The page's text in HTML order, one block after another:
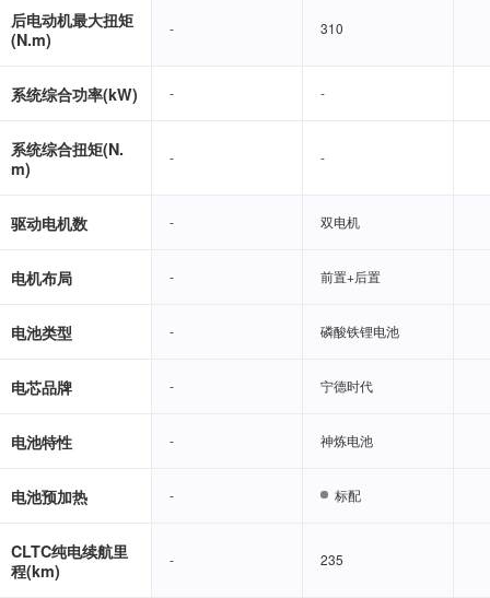
后电动机最大扭矩
(N.m)
- 310
系统综合功率(kW) - -
系统综合扭矩(N.
m)
- -
驱动电机数 - 双电机
电机布局 - 前置+后置
电池类型 - 磷酸铁锂电池
电芯品牌 - 宁德时代
电池特性 - 神炼电池
电池预加热 - 标配
CLTC纯电续航里
程(km)
- 235
- 310
- -
- -
- 双电机
- 前置+后置
- 磷酸铁锂电池
- 宁德时代
- 神炼电池
- 标配
- 235